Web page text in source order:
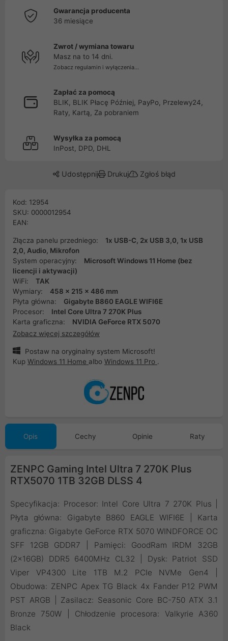
Gwarancja producenta
36 miesiące
Zwrot / wymiana towaru
Masz na to 14 dni.
Zobacz regulamin i wyłączenia...
Zapłać za pomocą
BLIK, BLIK Płacę Później, PayPo, Przelewy24,
Raty, Kartą, Za pobraniem
Wysyłka za pomocą
InPost, DPD, DHL
Udostępnij Drukuj Zgłoś błąd
Kod: 12954
SKU: 0000012954
EAN:
Złącza panelu przedniego:
1x USB-C, 2x USB 3,0, 1x USB
2,0, Audio, Mikrofon
System operacyjny:
Microsoft Windows 11 Home (bez
licencji i aktywacji)
WiFi:
TAK
Wymiary:
458 x 215 x 486 mm
Płyta główna:
Gigabyte B860 EAGLE WIFI6E
Procesor:
Intel Core Ultra 7 270K Plus
Karta graficzna:
NVIDIA GeForce RTX 5070
Zobacz więcej szczegółów
Postaw na oryginalny system Microsoft!
Kup Windows 11 Home albo Windows 11 Pro .
Opis Cechy Opinie Raty
ZENPC Gaming Intel Ultra 7 270K Plus
RTX5070 1TB 32GB DLSS 4
Specyfikacja: Procesor: Intel Core Ultra 7 270K Plus |
Płyta główna: Gigabyte B860 EAGLE WIFI6E | Karta
graficzna: Gigabyte GeForce RTX 5070 WINDFORCE OC
SFF 12GB GDDR7 | Pamięci: GoodRam IRDM 32GB
(2x16GB) DDR5 6400MHz CL32 | Dysk: Patriot SSD
Viper VP4300 Lite 1TB M.2 PCIe NVMe Gen4 |
Obudowa: ZENPC Apex TG Black 4x Fander P12 PWM
PST ARGB | Zasilacz: Seasonic Core BC-750 ATX 3.1
Bronze 750W | Chłodzenie procesora: Valkyrie A360
Black